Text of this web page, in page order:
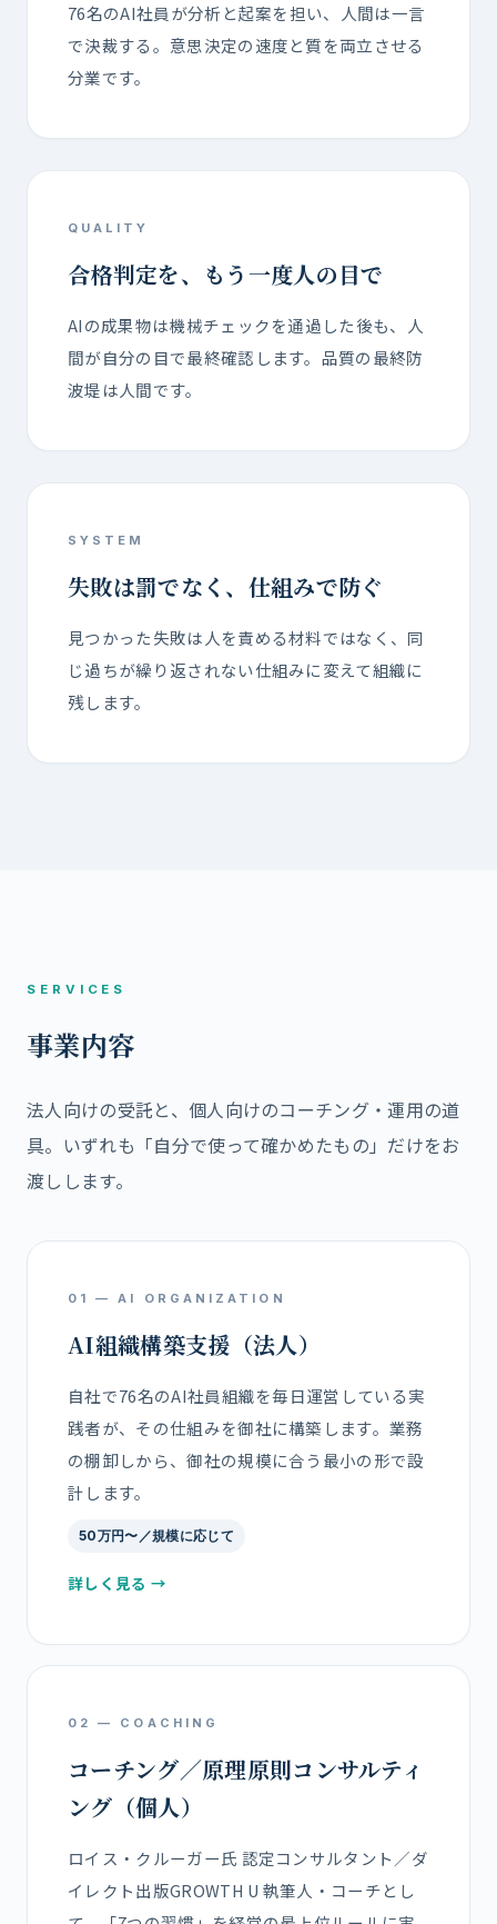
76名のAI社員が分析と起案を担い、人間は一言
で決裁する。意思決定の速度と質を両立させる
分業です。
QUALITY
合格判定を、もう一度人の目で
AIの成果物は機械チェックを通過した後も、人
間が自分の目で最終確認します。品質の最終防
波堤は人間です。
SYSTEM
失敗は罰でなく、仕組みで防ぐ
見つかった失敗は人を責める材料ではなく、同
じ過ちが繰り返されない仕組みに変えて組織に
残します。
SERVICES
事業内容
法人向けの受託と、個人向けのコーチング・運用の道
具。いずれも「自分で使って確かめたもの」だけをお
渡しします。
01 — AI ORGANIZATION
AI組織構築支援（法人）
自社で76名のAI社員組織を毎日運営している実
践者が、その仕組みを御社に構築します。業務
の棚卸しから、御社の規模に合う最小の形で設
計します。
50万円〜／規模に応じて
詳しく見る →
02 — COACHING
コーチング／原理原則コンサルティ
ング（個人）
ロイス・クルーガー氏 認定コンサルタント／ダ
イレクト出版GROWTH U 執筆人・コーチとし